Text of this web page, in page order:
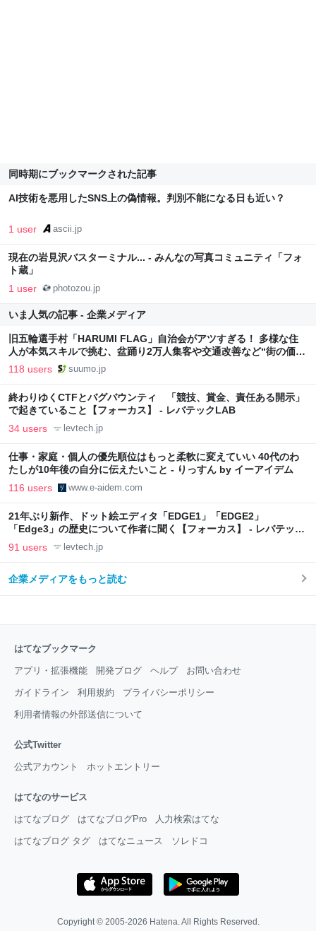
同時期にブックマークされた記事
AI技術を悪用したSNS上の偽情報。判別不能になる日も近い？
1 user ascii.jp
現在の岩見沢バスターミナル... - みんなの写真コミュニティ「フォ
ト蔵」
1 user photozou.jp
いま人気の記事 - 企業メディア
旧五輪選手村「HARUMI FLAG」自治会がアツすぎる！ 多様な住
人が本気スキルで挑む、盆踊り2万人集客や交通改善など“街の価値
向上”戦略 東京・中央区
118 users suumo.jp
終わりゆくCTFとバグバウンティ 「競技、賞金、責任ある開示」
で起きていること【フォーカス】 - レバテックLAB
34 users levtech.jp
仕事・家庭・個人の優先順位はもっと柔軟に変えていい 40代のわ
たしが10年後の自分に伝えたいこと - りっすん by イーアイデム
116 users www.e-aidem.com
21年ぶり新作、ドット絵エディタ「EDGE1」「EDGE2」
「Edge3」の歴史について作者に聞く【フォーカス】 - レバテック
LAB
91 users levtech.jp
企業メディアをもっと読む
はてなブックマーク
アプリ・拡張機能 開発ブログ ヘルプ お問い合わせ
ガイドライン 利用規約 プライバシーポリシー
利用者情報の外部送信について
公式Twitter
公式アカウント ホットエントリー
はてなのサービス
はてなブログ はてなブログPro 人力検索はてな
はてなブログ タグ はてなニュース ソレドコ
Copyright © 2005-2026 Hatena . All Rights Reserved.